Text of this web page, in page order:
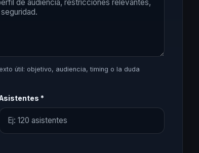
útil: objetivo, audiencia, timing o la duda
*